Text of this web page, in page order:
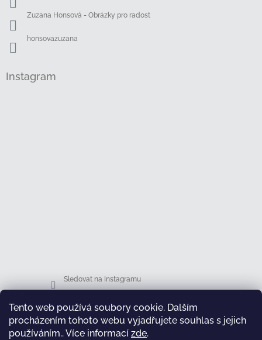
Tento web používá soubory cookie. Dalším
procházením tohoto webu vyjadřujete souhlas s jejich
používáním.. Více informací zde.
Zuzana Honsová - Obrázky pro radost
honsovazuzana
Instagram
Sledovat na Instagramu
Facebook